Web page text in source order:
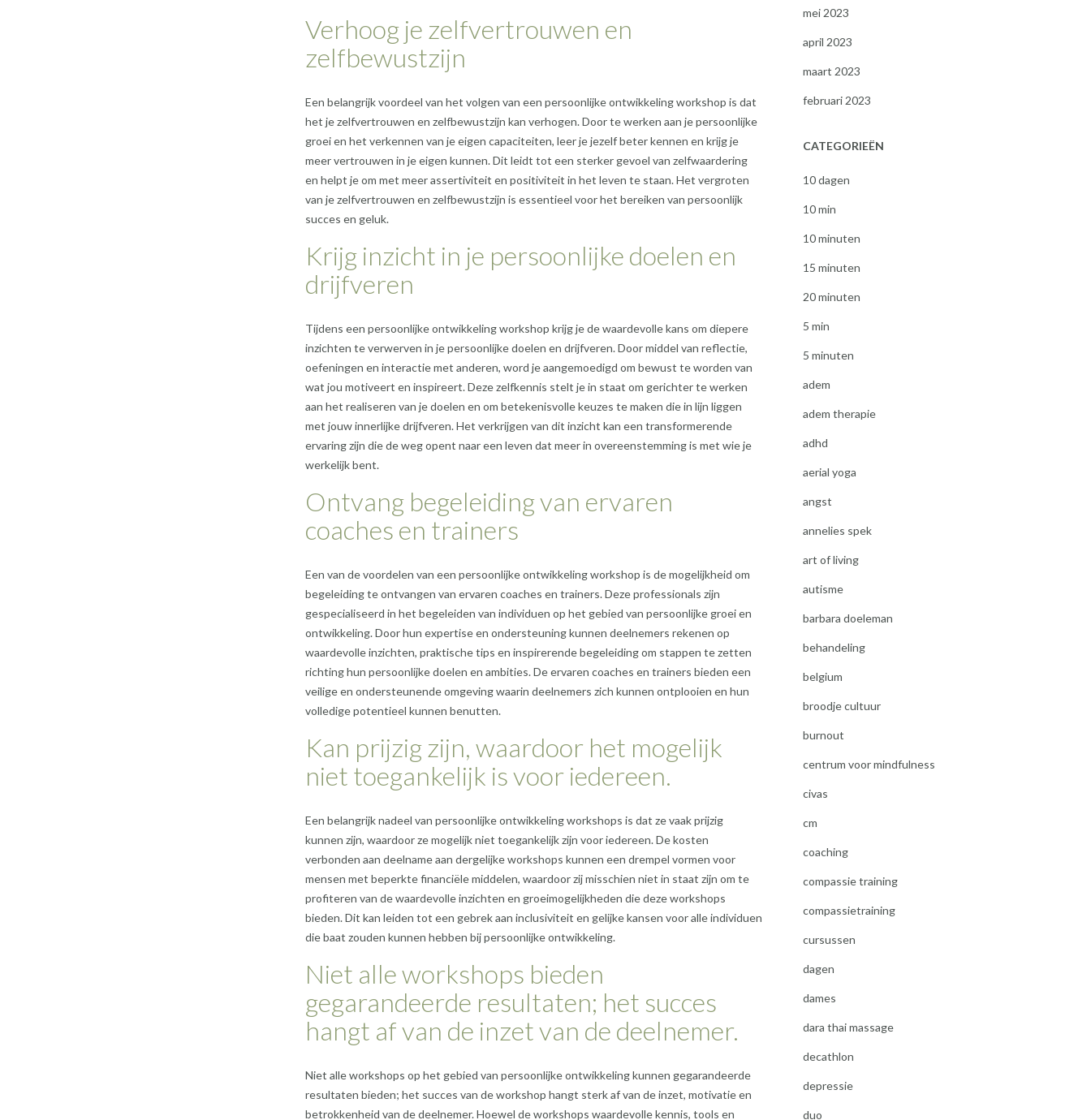
Verhoog je zelfvertrouwen en
zelfbewustzijn
Een belangrijk voordeel van het volgen van een persoonlijke ontwikkeling workshop is dat
het je zelfvertrouwen en zelfbewustzijn kan verhogen. Door te werken aan je persoonlijke
groei en het verkennen van je eigen capaciteiten, leer je jezelf beter kennen en krijg je
meer vertrouwen in je eigen kunnen. Dit leidt tot een sterker gevoel van zelfwaardering
en helpt je om met meer assertiviteit en positiviteit in het leven te staan. Het vergroten
van je zelfvertrouwen en zelfbewustzijn is essentieel voor het bereiken van persoonlijk
succes en geluk.
Krijg inzicht in je persoonlijke doelen en
drijfveren
Tijdens een persoonlijke ontwikkeling workshop krijg je de waardevolle kans om diepere
inzichten te verwerven in je persoonlijke doelen en drijfveren. Door middel van reflectie,
oefeningen en interactie met anderen, word je aangemoedigd om bewust te worden van
wat jou motiveert en inspireert. Deze zelfkennis stelt je in staat om gerichter te werken
aan het realiseren van je doelen en om betekenisvolle keuzes te maken die in lijn liggen
met jouw innerlijke drijfveren. Het verkrijgen van dit inzicht kan een transformerende
ervaring zijn die de weg opent naar een leven dat meer in overeenstemming is met wie je
werkelijk bent.
Ontvang begeleiding van ervaren
coaches en trainers
Een van de voordelen van een persoonlijke ontwikkeling workshop is de mogelijkheid om
begeleiding te ontvangen van ervaren coaches en trainers. Deze professionals zijn
gespecialiseerd in het begeleiden van individuen op het gebied van persoonlijke groei en
ontwikkeling. Door hun expertise en ondersteuning kunnen deelnemers rekenen op
waardevolle inzichten, praktische tips en inspirerende begeleiding om stappen te zetten
richting hun persoonlijke doelen en ambities. De ervaren coaches en trainers bieden een
veilige en ondersteunende omgeving waarin deelnemers zich kunnen ontplooien en hun
volledige potentieel kunnen benutten.
Kan prijzig zijn, waardoor het mogelijk
niet toegankelijk is voor iedereen.
Een belangrijk nadeel van persoonlijke ontwikkeling workshops is dat ze vaak prijzig
kunnen zijn, waardoor ze mogelijk niet toegankelijk zijn voor iedereen. De kosten
verbonden aan deelname aan dergelijke workshops kunnen een drempel vormen voor
mensen met beperkte financiële middelen, waardoor zij misschien niet in staat zijn om te
profiteren van de waardevolle inzichten en groeimogelijkheden die deze workshops
bieden. Dit kan leiden tot een gebrek aan inclusiviteit en gelijke kansen voor alle individuen
die baat zouden kunnen hebben bij persoonlijke ontwikkeling.
Niet alle workshops bieden
gegarandeerde resultaten; het succes
hangt af van de inzet van de deelnemer.
Niet alle workshops op het gebied van persoonlijke ontwikkeling kunnen gegarandeerde
resultaten bieden; het succes van de workshop hangt sterk af van de inzet, motivatie en
betrokkenheid van de deelnemer. Hoewel de workshops waardevolle kennis, tools en
mei 2023
april 2023
maart 2023
februari 2023
CATEGORIEËN
10 dagen
10 min
10 minuten
15 minuten
20 minuten
5 min
5 minuten
adem
adem therapie
adhd
aerial yoga
angst
annelies spek
art of living
autisme
barbara doeleman
behandeling
belgium
broodje cultuur
burnout
centrum voor mindfulness
civas
cm
coaching
compassie training
compassietraining
cursussen
dagen
dames
dara thai massage
decathlon
depressie
duo